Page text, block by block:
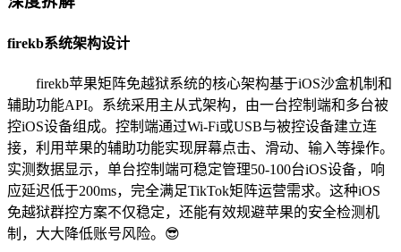
firekb系统架构设计
firekb苹果矩阵免越狱系统的核心架构基于iOS沙盒机制和
辅助功能API。系统采用主从式架构，由一台控制端和多台被
控iOS设备组成。控制端通过Wi-Fi或USB与被控设备建立连
接，利用苹果的辅助功能实现屏幕点击、滑动、输入等操作。
实测数据显示，单台控制端可稳定管理50-100台iOS设备，响
应延迟低于200ms，完全满足TikTok矩阵运营需求。这种iOS
免越狱群控方案不仅稳定，还能有效规避苹果的安全检测机
制，大大降低账号风险。😎